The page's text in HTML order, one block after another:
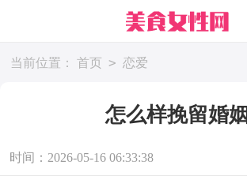
当前位置： 首页 > 恋爱
怎么样挽留婚姻
时间：2026-05-16 06:33:38